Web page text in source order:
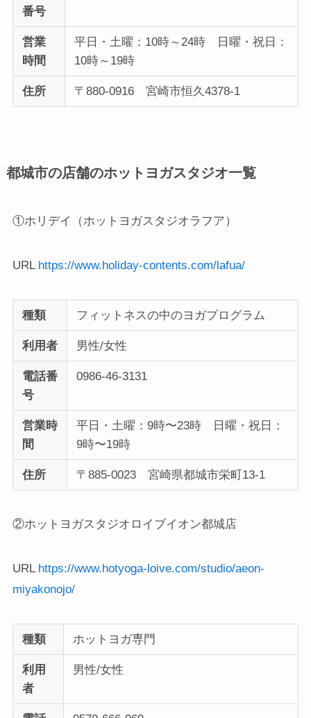
番号
営業
時間
平日・土曜：10時～24時 日曜・祝日：
10時～19時
住所 〒880-0916 宮崎市恒久4378-1
都城市の店舗のホットヨガスタジオ一覧
①ホリデイ（ホットヨガスタジオラフア）
URL https://www.holiday-contents.com/lafua/
種類 フィットネスの中のヨガプログラム
利用者 男性/女性
電話番
号
0986-46-3131
営業時
間
平日・土曜：9時〜23時 日曜・祝日：
9時〜19時
住所 〒885-0023 宮崎県都城市栄町13-1
②ホットヨガスタジオロイブイオン都城店
URL https://www.hotyoga-loive.com/studio/aeon-
miyakonojo/
種類 ホットヨガ専門
利用
者
男性/女性